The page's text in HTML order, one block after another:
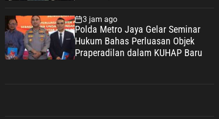
3 jam ago
Polda Metro Jaya Gelar Seminar
Hukum Bahas Perluasan Objek
Praperadilan dalam KUHAP Baru